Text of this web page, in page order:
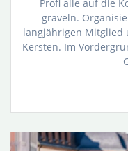
Profi alle auf die
graveln.
langjährigen Mitglied
Kersten. Im